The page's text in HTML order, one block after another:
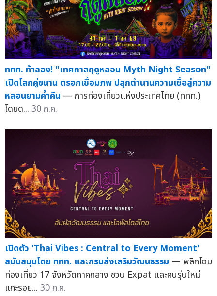
ททท. ท้าลอง! "เทศกาลฤดูหลอน Myth Night Season"
เปิดโลกคู่ขนาน ตรอกเชื่อมภพ ปลุกตำนานความเชื่อสู่ความ
หลอนยามค่ำคืน — การท่องเที่ยวแห่งประเทศไทย (ททท.)
โดยด... 30 ก.ค.
เปิดตัว 'Thai Vibes : Central to Every Moment'
สนับสนุนโดย ททท. และกรมส่งเสริมวัฒนธรรม — พลิกโฉม
ท่องเที่ยว 17 จังหวัดภาคกลาง ชวน Expat และคนรุ่นใหม่
แกะรอย... 30 ก.ค.